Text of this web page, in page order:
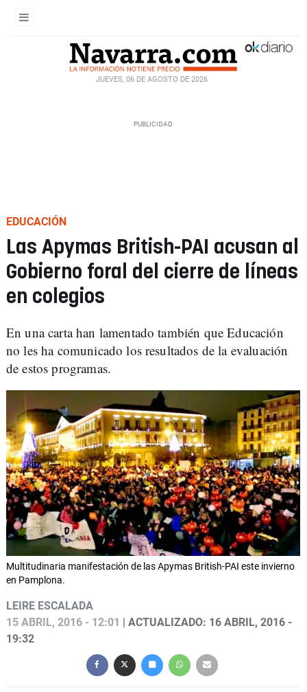
JUEVES, 06 DE AGOSTO DE 2026
EDUCACIÓN
Las Apymas British-PAI acusan al
Gobierno foral del cierre de líneas
en colegios
En una carta han lamentado también que Educación
no les ha comunicado los resultados de la evaluación
de estos programas.
Multitudinaria manifestación de las Apymas British-PAI este invierno
en Pamplona.
LEIRE ESCALADA
15 ABRIL, 2016 - 12:01
| ACTUALIZADO: 16 ABRIL, 2016 -
19:32